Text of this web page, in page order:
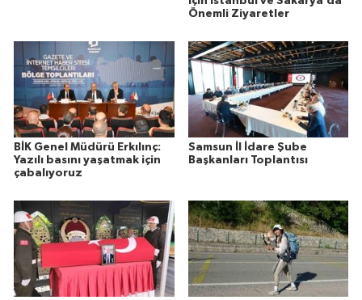
Önemli Ziyaretler
BİK Genel Müdürü Erkılınç:
Yazılı basını yaşatmak için
çabalıyoruz
Samsun İl İdare Şube
Başkanları Toplantısı